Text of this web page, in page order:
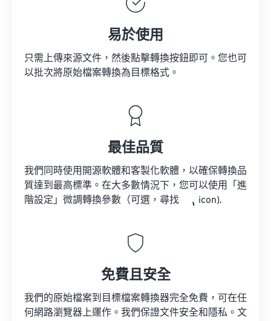
易於使用
只需上傳來源文件，然後點擊轉換按鈕即可。您也可
以批次將原始檔案轉換為目標格式。
最佳品質
我們同時使用開源軟體和客製化軟體，以確保轉換品
質達到最高標準。在大多數情況下，您可以使用「進
階設定」微調轉換參數（可選，尋找
icon).
免費且安全
我們的原始檔案到目標檔案轉換器完全免費，可在任
何網路瀏覽器上運作。我們保證文件安全和隱私。文